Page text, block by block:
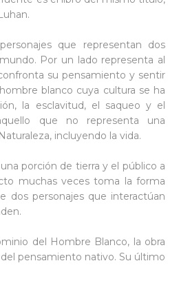
que representan dos
Por un lado representa al
su pensamiento y sentir
blanco cuya cultura se ha
la esclavitud, el saqueo y el
que no representa una
incluyendo la vida.
porción de tierra y el público a
muchas veces toma la forma
dos personajes que interactúan
del Hombre Blanco, la obra
pensamiento nativo. Su último